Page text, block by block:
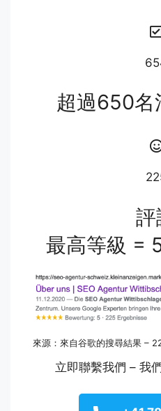
超過650名
評
最高等級 =
來源：來自谷歌的搜尋結果 –
立即聯繫我們 – 我